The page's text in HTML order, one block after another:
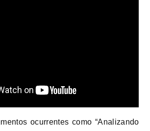
ocurrentes como “Analizando